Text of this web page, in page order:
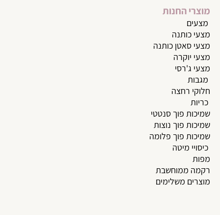
מוצרי החנות
מצעים
מצעי כותנה
מצעי סאטן כותנה
מצעי יוקרה
מצעי ג'רסי
מגבות
חלוקי רחצה
כריות
שמיכות פוך סנטטי
שמיכות פוך נוצות
שמיכות פוך פלומה
כיסויי מיטה
מפות
רקמה ממוחשבת
מוצרים משלימים